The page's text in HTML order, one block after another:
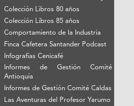
Colección Libros 80 años
Colección Libros 85 años
Comportamiento de la Industria
Finca Cafetera Santander Podcast
Infografías Cenicafé
Informes de Gestión Comité
Antioquía
Informes de Gestión Comité Caldas
Las Aventuras del Profesor Yarumo